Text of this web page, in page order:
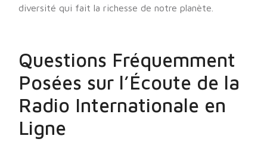
diversité qui fait la richesse de notre planète.
Questions Fréquemment
Posées sur l’Écoute de la
Radio Internationale en
Ligne